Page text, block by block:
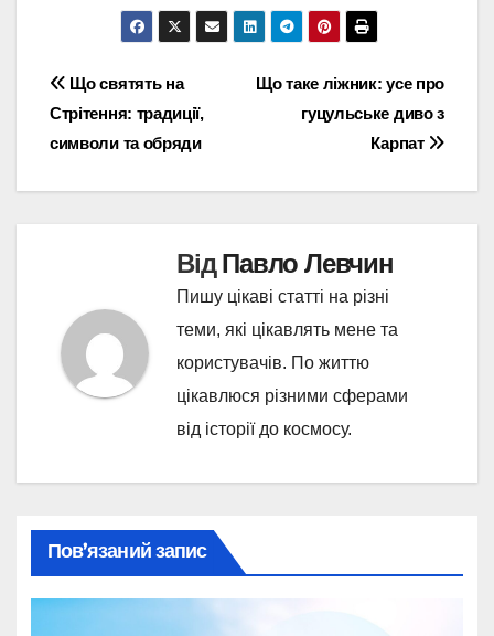
Навігація
записів
Що таке ліжник: усе про
гуцульське диво з
Карпат
Що святять на
Стрітення: традиції,
символи та обряди
ВідПавло Левчин
Пишу цікаві статті на різні
теми, які цікавлять мене та
користувачів. По життю
цікавлюся різними сферами
від історії до космосу.
Пов’язаний запис